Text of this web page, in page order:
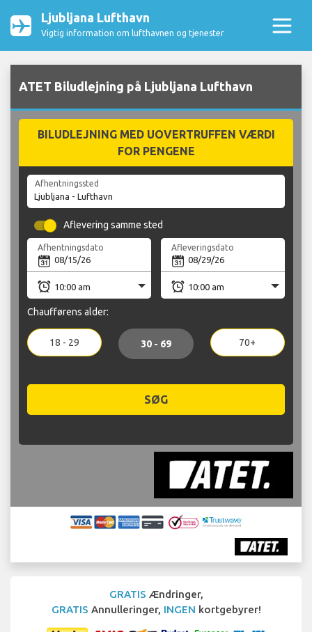
Ljubljana Lufthavn
Vigtig information om lufthavnen og tjenester
ATET Biludlejning på Ljubljana Lufthavn
BILUDLEJNING MED UOVERTRUFFEN VÆRDI
FOR PENGENE
Afhentningssted
Aflevering samme sted
Afhentningsdato Afleveringsdato
Chaufførens alder:
18 - 29 30 - 69 70+
SØG
GRATIS Ændringer,
GRATIS Annulleringer, INGEN kortgebyrer!